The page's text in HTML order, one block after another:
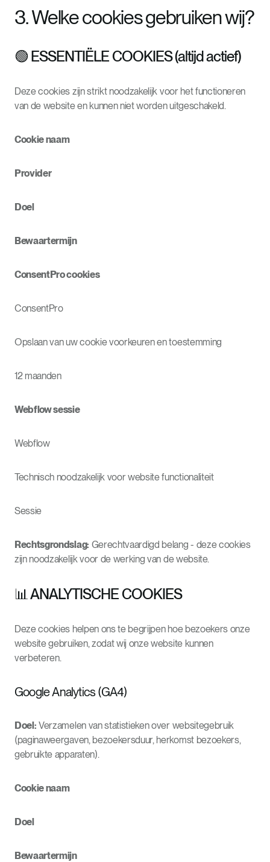
3. Welke cookies gebruiken wij?
🟢 ESSENTIËLE COOKIES (altijd actief)
Deze cookies zijn strikt noodzakelijk voor het functioneren
van de website en kunnen niet worden uitgeschakeld.
Cookie naam
Provider
Doel
Bewaartermijn
ConsentPro cookies
ConsentPro
Opslaan van uw cookie voorkeuren en toestemming
12 maanden
Webflow sessie
Webflow
Technisch noodzakelijk voor website functionaliteit
Sessie
Rechtsgrondslag: Gerechtvaardigd belang - deze cookies
zijn noodzakelijk voor de werking van de website.
📊 ANALYTISCHE COOKIES
Deze cookies helpen ons te begrijpen hoe bezoekers onze
website gebruiken, zodat wij onze website kunnen
verbeteren.
Google Analytics (GA4)
Doel: Verzamelen van statistieken over websitegebruik
(paginaweergaven, bezoekersduur, herkomst bezoekers,
gebruikte apparaten).
Cookie naam
Doel
Bewaartermijn